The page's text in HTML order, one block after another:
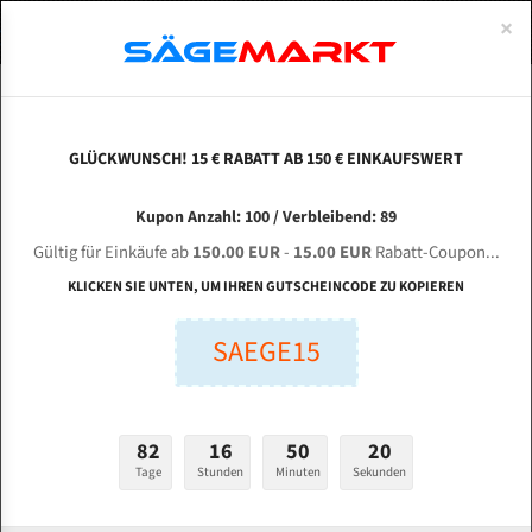
BOMAR Production 400.360 ANC für 5520 mm
Bi-Metall Bandsägeblätter
Länge (mm):
Stärken + Zahnteilung:
mm
ABOUTS
ENGLISH
Bi-Metall Meterware
Fleischerei Bandsägeblätter
Bandmesser Glatt Meterware
Konvex Meterware
×
GLÜCKWUNSCH! 15 € RABATT AB 150 € EINKAUFSWERT
Kupon Anzahl: 100 / Verbleibend: 89
Gültig für Einkäufe ab150.00 EUR- 15.00 EURRabatt-Coupon...
KLICKEN SIE UNTEN, UM IHREN GUTSCHEINCODE ZU KOPIEREN
SAEGE15
82
Tage
16
Stunden
50
Minuten
19
Sekunden